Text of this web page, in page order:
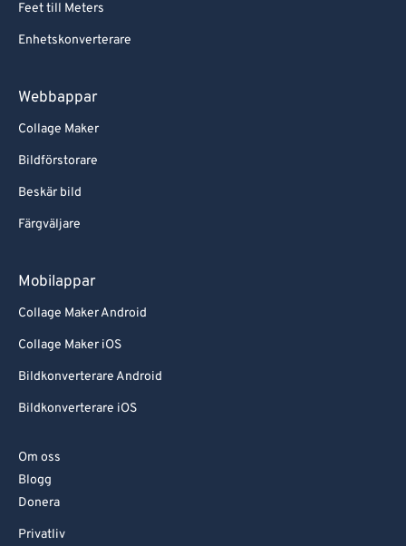
Feet till Meters
Enhetskonverterare
Webbappar
Collage Maker
Bildförstorare
Beskär bild
Färgväljare
Mobilappar
Collage Maker Android
Collage Maker iOS
Bildkonverterare Android
Bildkonverterare iOS
Om oss
Blogg
Donera
Privatliv